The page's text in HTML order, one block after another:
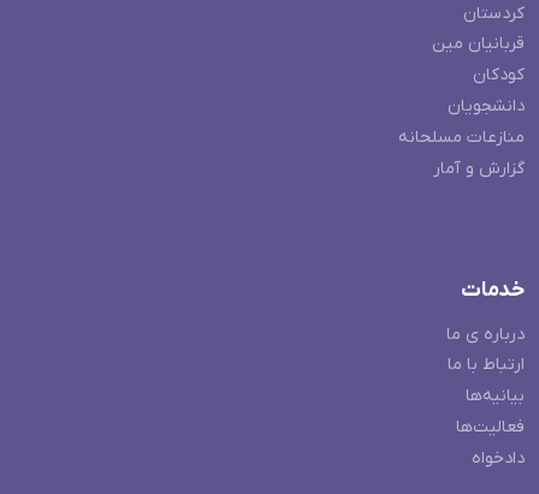
کردستان
قربانیان مین
کودکان
دانشجویان
منازعات مسلحانه
گزارش و آمار
خدمات
درباره ی ما
ارتباط با ما
بیانیه‌ها
فعالیت‌ها
دادخواه